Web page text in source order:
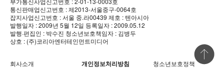
통신판매업신고번호 : 제2013-서울중구-0064호
잡지사업신고번호 : 서울 중.라00439 제호 : 텐아시아
발행일자 : 2009년 5월 12일 등록일자 : 2009.05.12
발행·편집인 : 박수진 청소년보호책임자 : 김병두
상호 : (주)코리아엔터테인먼트미디어
회사소개 개인정보처리방침 청소년보호정책
상단 바로